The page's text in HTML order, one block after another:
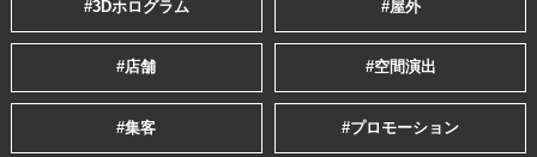
#3Dホログラム #屋外
#店舗 #空間演出
#集客 #プロモーション